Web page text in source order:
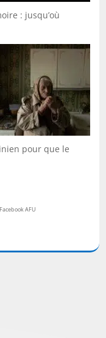
: jusqu’où
pour que le
AFU